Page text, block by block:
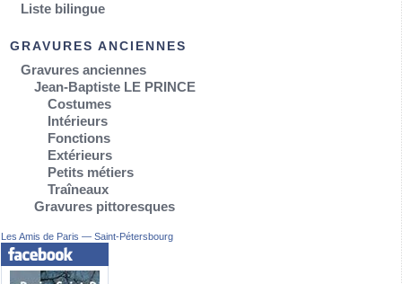
Liste bilingue
GRAVURES ANCIENNES
Gravures anciennes
Jean-Baptiste LE PRINCE
Costumes
Intérieurs
Fonctions
Extérieurs
Petits métiers
Traîneaux
Gravures pittoresques
Les Amis de Paris — Saint-Pétersbourg